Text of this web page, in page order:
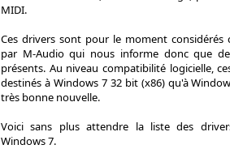
MIDI.
Ces drivers sont pour le moment considérés
par M-Audio qui nous informe donc que
présents. Au niveau compatibilité logicielle,
destinés à Windows 7 32 bit (x86) qu'à
très bonne nouvelle.
Voici sans plus attendre la liste des
Windows 7.